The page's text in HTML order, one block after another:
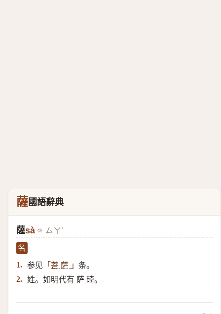
薩國語辭典
薩sà ㄙㄚˋ
名
1. 参见 「 菩 萨 」 条。
2. 姓。如明代有 萨 琦。